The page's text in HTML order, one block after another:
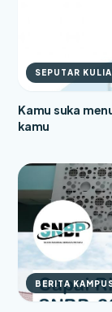
SEPUTAR
Kamu suka
kamu
BERITA